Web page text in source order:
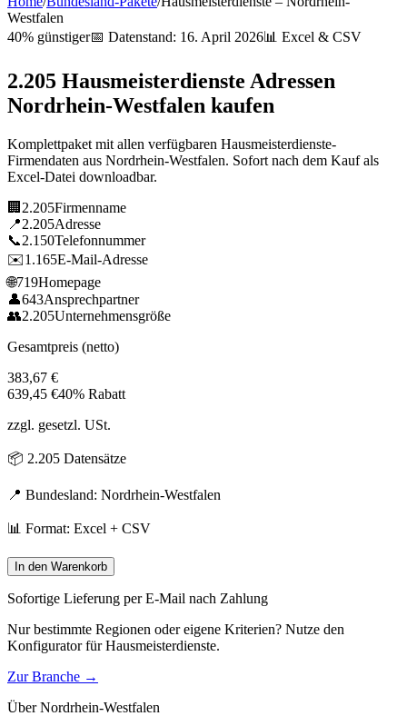
Westfalen
40% günstiger📅 Datenstand: 16. April 2026📊 Excel & CSV
2.205 Hausmeisterdienste Adressen
Nordrhein-Westfalen kaufen
Komplettpaket mit allen verfügbaren Hausmeisterdienste-
Firmendaten aus Nordrhein-Westfalen. Sofort nach dem Kauf als
Excel-Datei downloadbar.
🏢 2.205Firmenname
📍2.205Adresse
📞2.150Telefonnummer
✉️1.165E-Mail-Adresse
🌐719Homepage
👤643Ansprechpartner
👥2.205Unternehmensgröße
Gesamtpreis (netto)
383,67 €
639,45 €40% Rabatt
zzgl. gesetzl. USt.
📦 2.205 Datensätze
📍 Bundesland: Nordrhein-Westfalen
📊 Format: Excel + CSV
In den Warenkorb
Sofortige Lieferung per E-Mail nach Zahlung
Nur bestimmte Regionen oder eigene Kriterien? Nutze den
Konfigurator fürHausmeisterdienste.
Zur Branche →
ÜberNordrhein-Westfalen